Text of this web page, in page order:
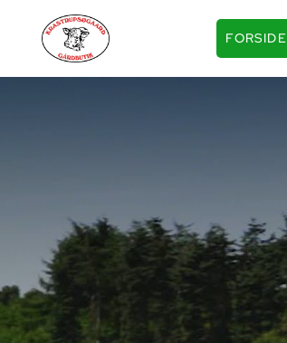
FORSIDE